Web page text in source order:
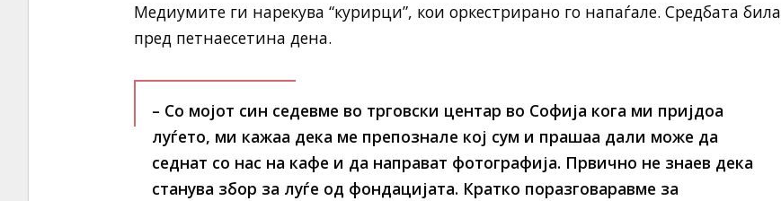
Медиумите ги нарекува “курирци”, кои оркестрирано го напаѓале. Средбата била
пред петнаесетина дена.
– Со мојот син седевме во трговски центар во Софија кога ми пријдоа
луѓето, ми кажаа дека ме препознале кој сум и прашаа дали може да
седнат со нас на кафе и да направат фотографија. Првично не знаев дека
станува збор за луѓе од фондацијата. Кратко поразговаравме за